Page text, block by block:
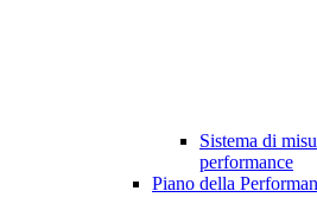
Sistema di
performance
Piano della